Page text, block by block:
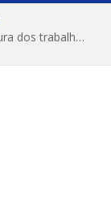
Câmara Municipal de Alenquer realiza abertura dos trabalhos do 4º Período Legislativo